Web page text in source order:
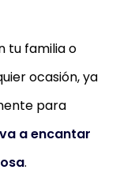
tu familia o
ocasión, ya
para
a encantar
.